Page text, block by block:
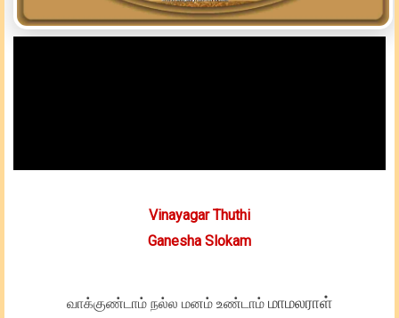
Vinayagar Thuthi
Ganesha Slokam
வாக்குண்டாம் நல்ல மனம் உண்டாம் மாமலராள்